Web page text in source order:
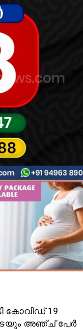
കോവിഡ് 19
അഞ്ച് പേര്‍